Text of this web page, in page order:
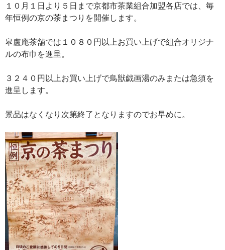
１０月１日より５日まで京都市茶業組合加盟各店では、毎
年恒例の京の茶まつりを開催します。
皐盧庵茶舗では１０８０円以上お買い上げで組合オリジナ
ルの布巾を進呈。
３２４０円以上お買い上げで鳥獣戯画湯のみまたは急須を
進呈します。
景品はなくなり次第終了となりますのでお早めに。